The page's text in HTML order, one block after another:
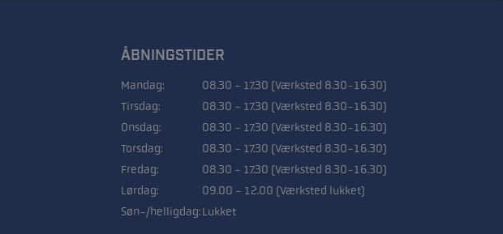
ÅBNINGSTIDER
Mandag:
08.30 - 17.30 (Værksted 8.30-16.30)
Tirsdag:
08.30 - 17.30 (Værksted 8.30-16.30)
Onsdag:
08.30 - 17.30 (Værksted 8.30-16.30)
Torsdag:
08.30 - 17.30 (Værksted 8.30-16.30)
Fredag:
08.30 - 17.30 (Værksted 8.30-16.30)
Lørdag:
09.00 - 12.00 (Værksted lukket)
Søn-/helligdag:Lukket